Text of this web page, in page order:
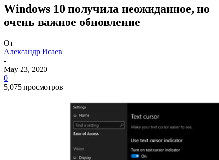
Windows 10 получила неожиданное, но
очень важное обновление
От
Александр Исаев
-
May 23, 2020
0
5,075 просмотров